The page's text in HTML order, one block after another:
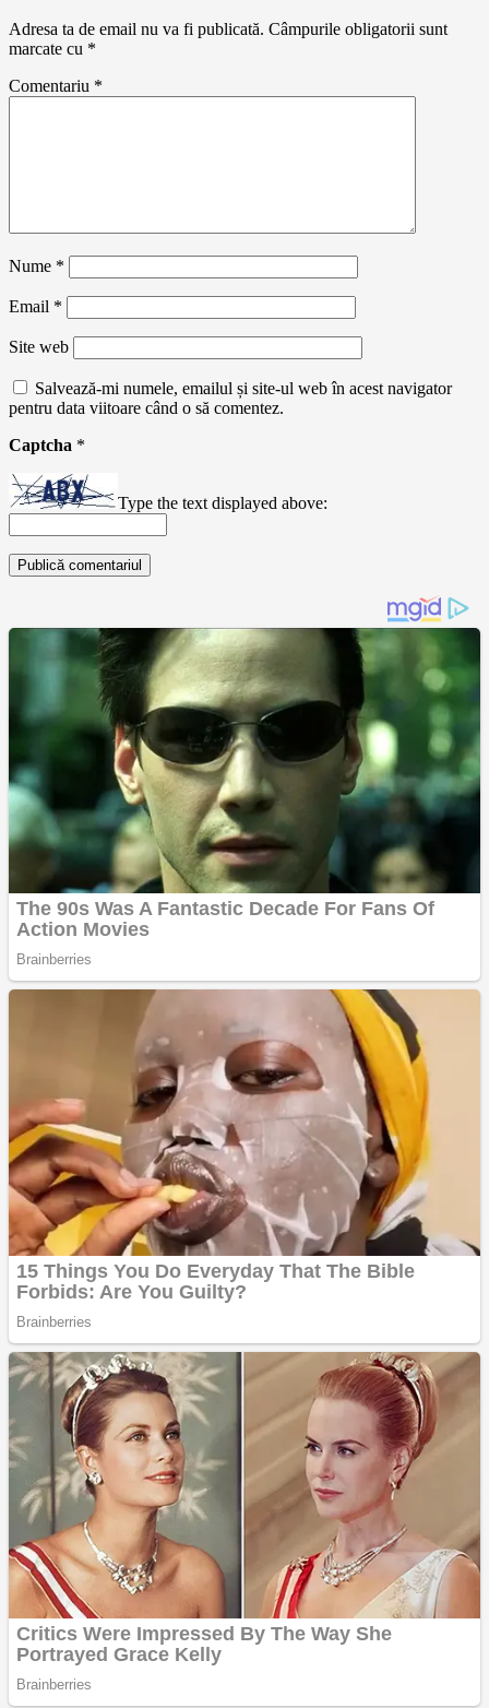
Adresa ta de email nu va fi publicată. Câmpurile obligatorii sunt
marcate cu *
Comentariu *
Nume *
Email *
Site web
Salvează-mi numele, emailul și site-ul web în acest navigator
pentru data viitoare când o să comentez.
Captcha *
Type the text displayed above: